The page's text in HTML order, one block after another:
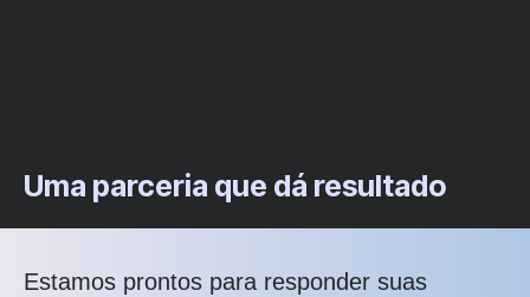
Uma parceria que dá resultado
Estamos prontos para responder suas